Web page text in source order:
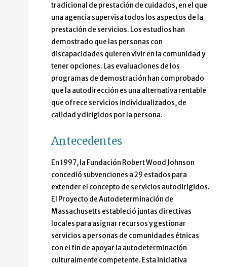
tradicional de prestación de cuidados, en el que
una agencia supervisa todos los aspectos de la
prestación de servicios. Los estudios han
demostrado que las personas con
discapacidades quieren vivir en la comunidad y
tener opciones. Las evaluaciones de los
programas de demostración han comprobado
que la autodirección es una alternativa rentable
que ofrece servicios individualizados, de
calidad y dirigidos por la persona.
Antecedentes
En 1997, la Fundación Robert Wood Johnson
concedió subvenciones a 29 estados para
extender el concepto de servicios autodirigidos.
El Proyecto de Autodeterminación de
Massachusetts estableció juntas directivas
locales para asignar recursos y gestionar
servicios a personas de comunidades étnicas
con el fin de apoyar la autodeterminación
culturalmente competente. Esta iniciativa